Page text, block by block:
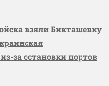
взяли Бикташевку
за остановки портов